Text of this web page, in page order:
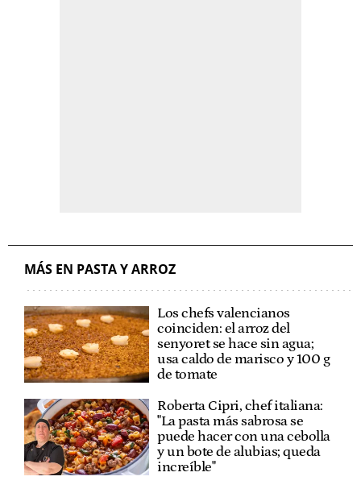
MÁS EN PASTA Y ARROZ
Los chefs valencianos
coinciden: el arroz del
senyoret se hace sin agua;
usa caldo de marisco y 100 g
de tomate
Roberta Cipri, chef italiana:
"La pasta más sabrosa se
puede hacer con una cebolla
y un bote de alubias; queda
increíble"